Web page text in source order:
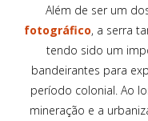
Além de ser um
fotográfico, a serra
tendo sido um
bandeirantes para
período colonial. Ao
mineração e a